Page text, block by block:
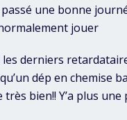
une bonne
jouer
derniers
dép en chemise
bien!! Y’a plus